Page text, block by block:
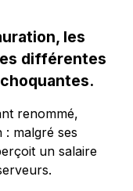
les
différentes
renommé,
malgré ses
un salaire